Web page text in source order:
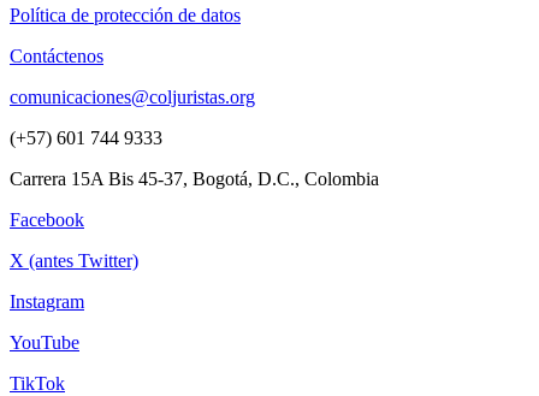
Política de protección de datos
Contáctenos
comunicaciones@coljuristas.org
(+57) 601 744 9333
Carrera 15A Bis 45-37, Bogotá, D.C., Colombia
Facebook
X (antes Twitter)
Instagram
YouTube
TikTok